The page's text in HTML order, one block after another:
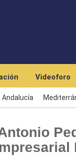
Videoforo
Andalucía